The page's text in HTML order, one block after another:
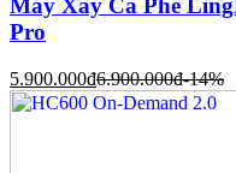
Máy Xay Cà Phê
Pro
5.900.000đ6.900.000đ-14%